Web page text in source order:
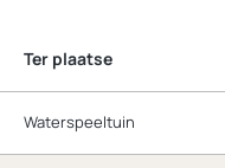
Ter plaatse
Waterspeeltuin